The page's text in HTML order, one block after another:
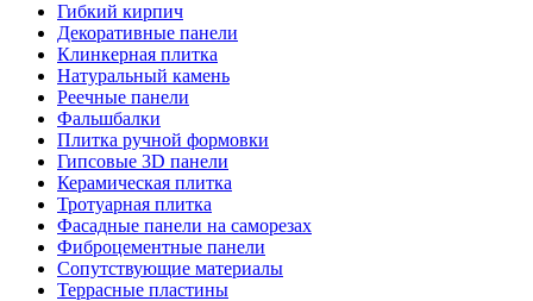
Гибкий кирпич
Декоративные панели
Клинкерная плитка
Натуральный камень
Реечные панели
Фальшбалки
Плитка ручной формовки
Гипсовые 3D панели
Керамическая плитка
Тротуарная плитка
Фасадные панели на саморезах
Фиброцементные панели
Сопутствующие материалы
Террасные пластины